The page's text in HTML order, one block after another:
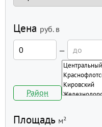
Цена руб. в
—
Район
Площадь м²